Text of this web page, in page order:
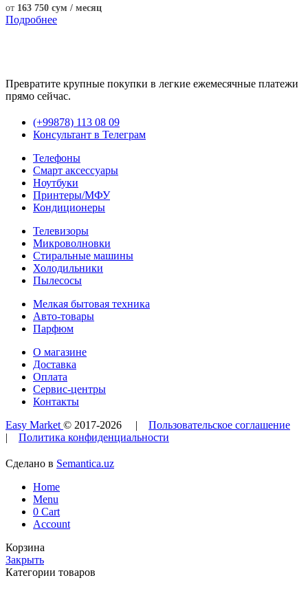
от 163 750 сум / месяц
Подробнее
Превратите крупные покупки в легкие ежемесячные платежи
прямо сейчас.
(+99878) 113 08 09
Консультант в Телеграм
Телефоны
Смарт аксессуары
Ноутбуки
Принтеры/МФУ
Кондиционеры
Телевизоры
Микроволновки
Стиральные машины
Холодильники
Пылесосы
Мелкая бытовая техника
Авто-товары
Парфюм
О магазине
Доставка
Оплата
Сервис-центры
Контакты
Easy Market© 2017-2026
Пользовательское соглашение
Политика конфиденциальности
Сделано в Semantica.uz
Home
Menu
0 Cart
Account
Корзина
Закрыть
Категории товаров